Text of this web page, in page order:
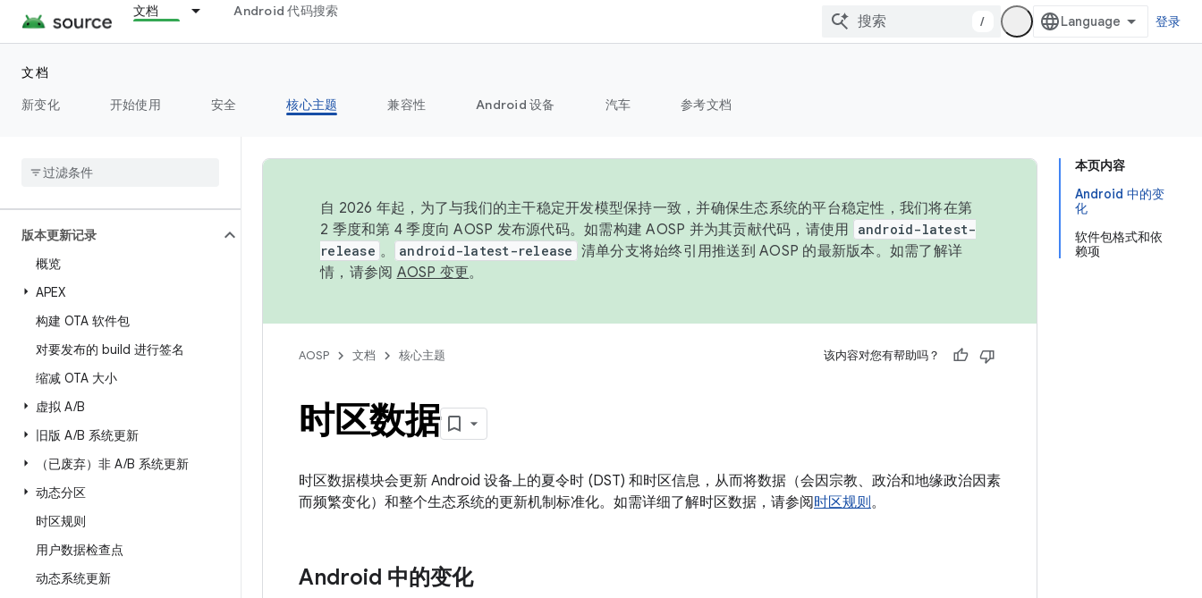
文档 Android 代码搜索
/ 登录
文档
新变化
开始使用 安全 核心主题 兼容性 Android 设备 汽车 参考文档
运行时
版本更新记录
概览
APEX
构建 OTA 软件包
对要发布的 build 进行签名
缩减 OTA 大小
虚拟 A/B
旧版 A/B 系统更新
（已废弃）非 A/B 系统更新
动态分区
时区规则
用户数据检查点
动态系统更新
本页内容
Android 中的变
化
软件包格式和依
赖项
自 2026 年起，为了与我们的主干稳定开发模型保持一致，并确保生态系统的平台稳定性，我们将在第
2 季度和第 4 季度向 AOSP 发布源代码。如需构建 AOSP 并为其贡献代码，请使用
android-latest-
release 。 android-latest-release 清单分支将始终引用推送到 AOSP 的最新版本。如需了解详
情，请参阅 AOSP 变更。
AOSP 文档 核心主题 该内容对您有帮助吗？
时区数据
时区数据模块会更新 Android 设备上的夏令时 (DST) 和时区信息，从而将数据（会因宗教、政治和地缘政治因素
而频繁变化）和整个生态系统的更新机制标准化。如需详细了解时区数据，请参阅时区规则。
Android 中的变化